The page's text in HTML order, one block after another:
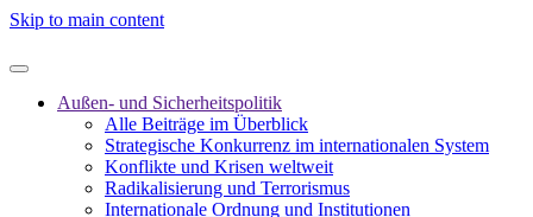
Skip to main content
Außen- und Sicherheitspolitik
Alle Beiträge im Überblick
Strategische Konkurrenz im internationalen System
Konflikte und Krisen weltweit
Radikalisierung und Terrorismus
Internationale Ordnung und Institutionen